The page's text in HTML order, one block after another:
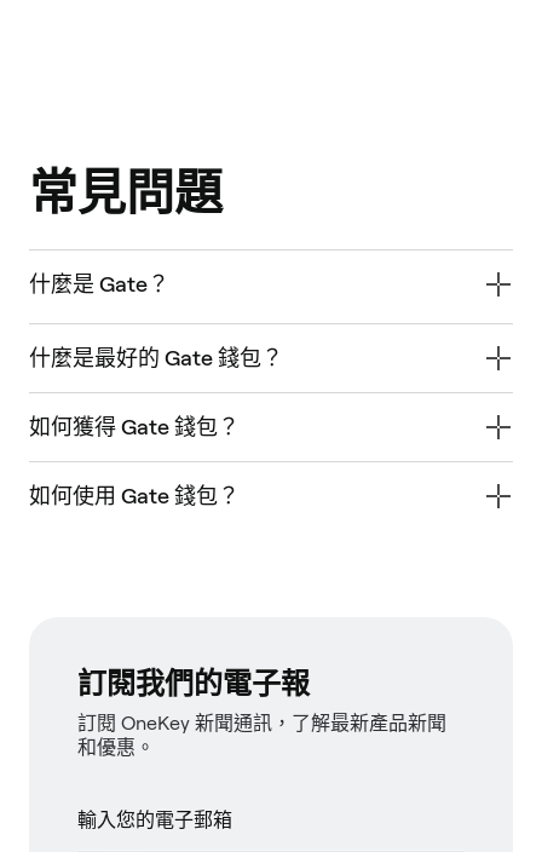
常見問題
什麼是 Gate？
什麼是最好的 Gate 錢包？
如何獲得 Gate 錢包？
如何使用 Gate 錢包？
訂閱我們的電子報
訂閱 OneKey 新聞通訊，了解最新產品新聞
和優惠。